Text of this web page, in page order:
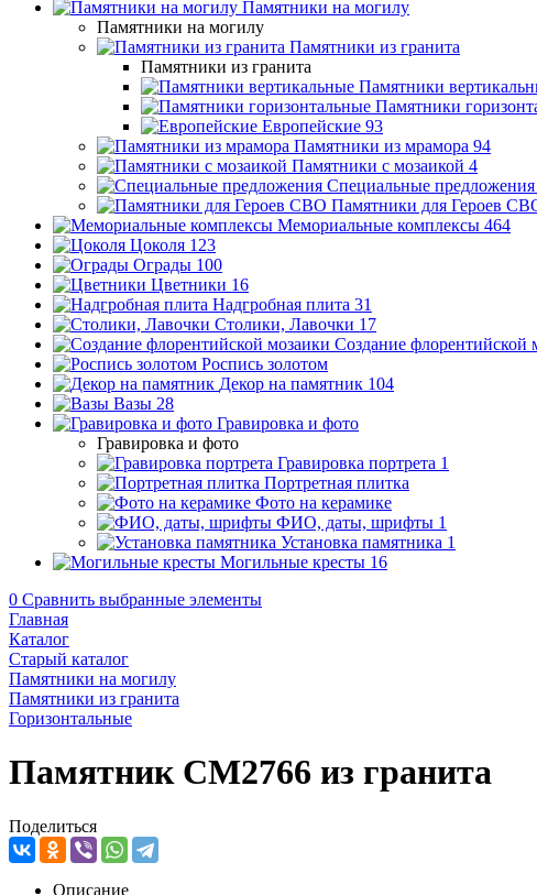
Памятники на могилу
Памятники на могилу
Памятники из гранита
Памятники из гранита
Памятники
Памятники
Европейские 93
Памятники из мрамора 94
Памятники с мозаикой 4
Специальные предложения
Памятники для Героев
Мемориальные комплексы 464
Цоколя 123
Ограды 100
Цветники 16
Надгробная плита 31
Столики, Лавочки 17
Создание флорентийской
Роспись золотом
Декор на памятник 104
Вазы 28
Гравировка и фото
Гравировка и фото
Гравировка портрета 1
Портретная плитка
Фото на керамике
ФИО, даты, шрифты 1
Установка памятника 1
Могильные кресты 16
0 Сравнить выбранные элементы
Главная
Каталог
Старый каталог
Памятники на могилу
Памятники из гранита
Горизонтальные
Памятник CM2766 из гранита
Поделиться
Описание